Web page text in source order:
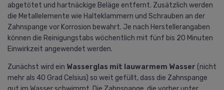
abgetötet und hartnäckige Beläge entfernt. Zusätzlich werden
die Metallelemente wie Halteklammern und Schrauben an der
Zahnspange vor Korrosion bewahrt. Je nach Herstellerangaben
können die Reinigungstabs wöchentlich mit fünf bis 20 Minuten
Einwirkzeit angewendet werden.
Zunächst wird ein Wasserglas mit lauwarmem Wasser (nicht
mehr als 40 Grad Celsius) so weit gefüllt, dass die Zahnspange